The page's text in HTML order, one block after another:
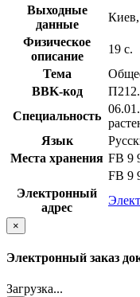
Выходные
данные
Физическое
описание
19 с.
Тема
BBK-код
Специальность
Язык
Места хранения FB 9
FB 9
Электронный
адрес
×
Электронный заказ
Загрузка...